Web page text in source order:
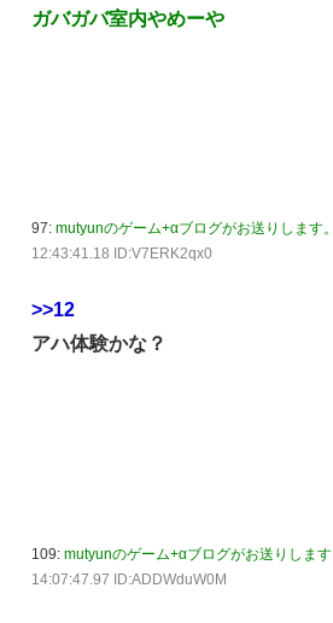
ガバガバ室内やめーや
97: mutyunのゲーム+αブログがお送りします。
12:43:41.18 ID:V7ERK2qx0
>>12
アハ体験かな？
109: mutyunのゲーム+αブログがお送りします
14:07:47.97 ID:ADDWduW0M